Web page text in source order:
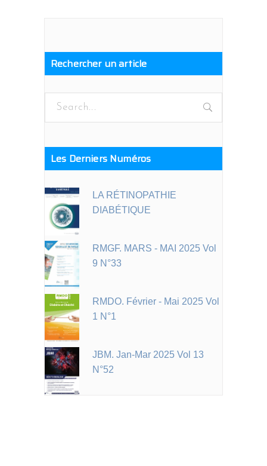
Rechercher un article
Search
Les Derniers Numéros
LA RÉTINOPATHIE
DIABÉTIQUE
RMGF. MARS - MAI 2025 Vol
9 N°33
RMDO. Février - Mai 2025 Vol
1 N°1
JBM. Jan-Mar 2025 Vol 13
N°52